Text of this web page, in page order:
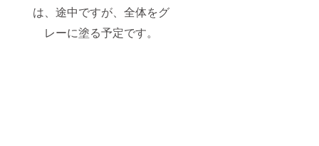
は、途中ですが、全体をグ
レーに塗る予定です。